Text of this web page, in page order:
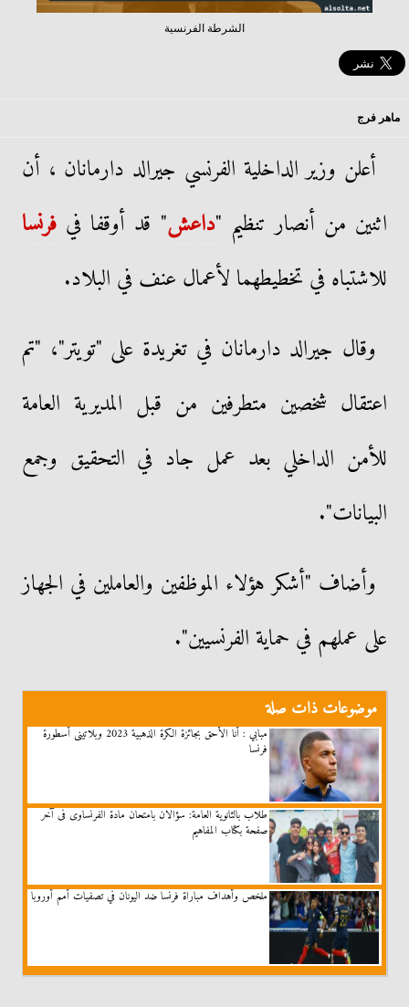
الشرطة الفرنسية
ماهر فرج
أعلن وزير الداخلية الفرنسي جيرالد دارمانان ، أن
اثنين من أنصار تنظيم "داعش" قد أوقفا في فرنسا
للاشتباه في تخطيطهما لأعمال عنف في البلاد.
وقال جيرالد دارمانان في تغريدة على "تويتر"، "تم
اعتقال شخصين متطرفين من قبل المديرية العامة
للأمن الداخلي بعد عمل جاد في التحقيق وجمع
البيانات".
وأضاف "أشكر هؤلاء الموظفين والعاملين في الجهاز
على عملهم في حماية الفرنسيين".
موضوعات ذات صلة
مبابي : أنا الأحق بجائزة الكرة الذهبية 2023 وبلاتينى أسطورة
فرنسا
طلاب بالثانوية العامة: سؤالان بامتحان مادة الفرنساوى فى آخر
صفحة بكتاب المفاهيم
ملخص وأهداف مباراة فرنسا ضد اليونان في تصفيات أمم أوروبا